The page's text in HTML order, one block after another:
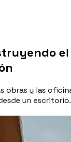
in un’unica chat
previsioni in una vista
rapportini
dal cantiere
obras y las
un escritorio.